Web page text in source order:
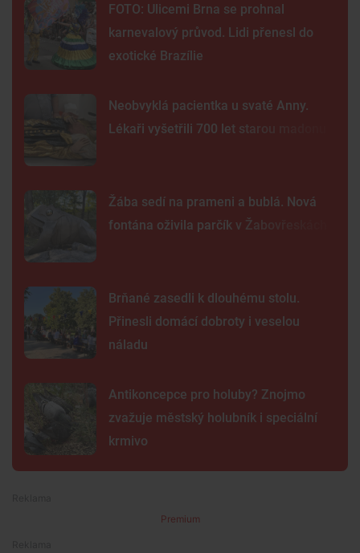
FOTO: Ulicemi Brna se prohnal
karnevalový průvod. Lidi přenesl do
exotické Brazílie
Neobvyklá pacientka u svaté Anny.
Lékaři vyšetřili 700 let starou madonu
Žába sedí na prameni a bublá. Nová
fontána oživila parčík v Žabovřeskách
Brňané zasedli k dlouhému stolu.
Přinesli domácí dobroty i veselou
náladu
Antikoncepce pro holuby? Znojmo
zvažuje městský holubník i speciální
krmivo
Premium